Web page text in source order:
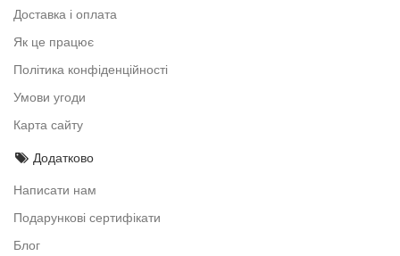
Доставка і оплата
Як це працює
Політика конфіденційності
Умови угоди
Карта сайту
Додатково
Написати нам
Подарункові сертифікати
Блог